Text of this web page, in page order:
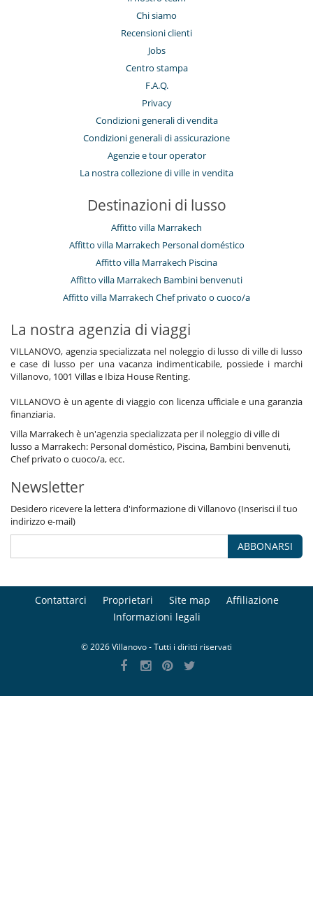
Chi siamo
Recensioni clienti
Jobs
Centro stampa
F.A.Q.
Privacy
Condizioni generali di vendita
Condizioni generali di assicurazione
Agenzie e tour operator
La nostra collezione di ville in vendita
Destinazioni di lusso
Affitto villa Marrakech
Affitto villa Marrakech Personal doméstico
Affitto villa Marrakech Piscina
Affitto villa Marrakech Bambini benvenuti
Affitto villa Marrakech Chef privato o cuoco/a
La nostra agenzia di viaggi
VILLANOVO, agenzia specializzata nel noleggio di lusso di ville di lusso
e case di lusso per una vacanza indimenticabile, possiede i marchi
Villanovo, 1001 Villas e Ibiza House Renting.
VILLANOVO è un agente di viaggio con licenza ufficiale e una garanzia
finanziaria.
Villa Marrakech è un'agenzia specializzata per il noleggio di ville di
lusso a Marrakech: Personal doméstico, Piscina, Bambini benvenuti,
Chef privato o cuoco/a, ecc.
Newsletter
Desidero ricevere la lettera d'informazione di Villanovo (Inserisci il tuo
indirizzo e-mail)
ABBONARSI
Contattarci Proprietari Site map
Affiliazione
Informazioni legali
© 2026 Villanovo - Tutti i diritti riservati